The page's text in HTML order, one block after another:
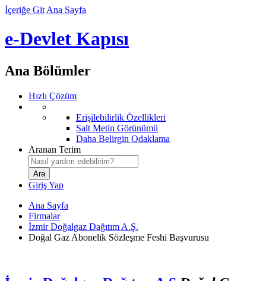
İçeriğe Git Ana Sayfa
e-Devlet Kapısı
Ana Bölümler
Hızlı Çözüm
Erişilebilirlik Özellikleri
Salt Metin Görünümü
Daha Belirgin Odaklama
Aranan Terim
Giriş Yap
Ana Sayfa
Firmalar
İzmir Doğalgaz Dağıtım A.Ş.
Doğal Gaz Abonelik Sözleşme Feshi Başvurusu